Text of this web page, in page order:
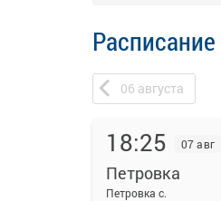
06 августа
18:25 07 авг
Петровка
Петровка с.
На данной